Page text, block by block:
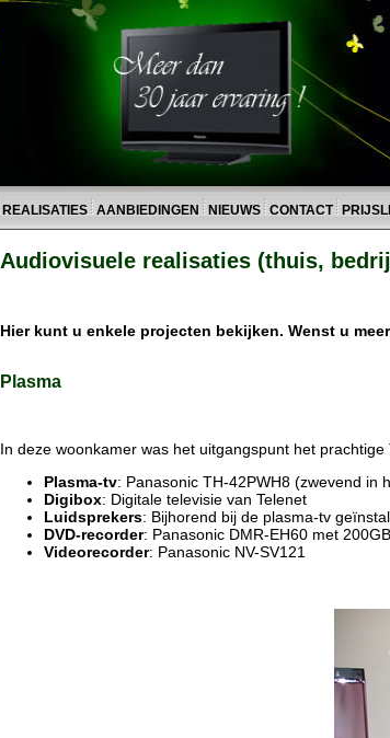
REALISATIES AANBIEDINGEN NIEUWS CONTACT
Audiovisuele realisaties (thuis,
Hier kunt u enkele projecten bekijken. Wenst u
Plasma
In deze woonkamer was het uitgangspunt het prachtige
Plasma-tv: Panasonic TH-42PWH8 (zwevend in
Digibox: Digitale televisie van Telenet
Luidsprekers: Bijhorend bij de plasma-tv
DVD-recorder: Panasonic DMR-EH60 met
Videorecorder: Panasonic NV-SV121